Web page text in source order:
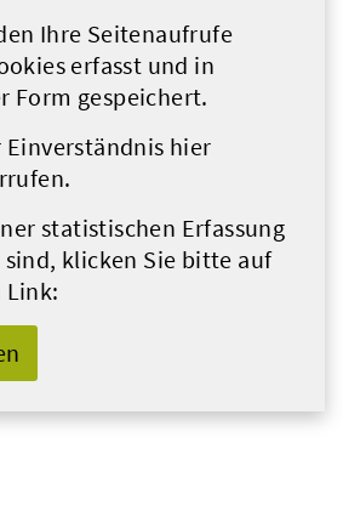
Ihre Seitenaufrufe
erfasst und in
Form gespeichert.
Einverständnis hier
statistischen Erfassung
klicken Sie bitte auf
Link: